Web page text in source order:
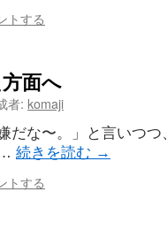
トする
面へ
者: komaji
だな〜。」と言いつ
続きを読む →
トする